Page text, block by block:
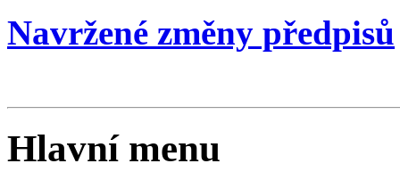
Navržené změny předpisů
Hlavní menu